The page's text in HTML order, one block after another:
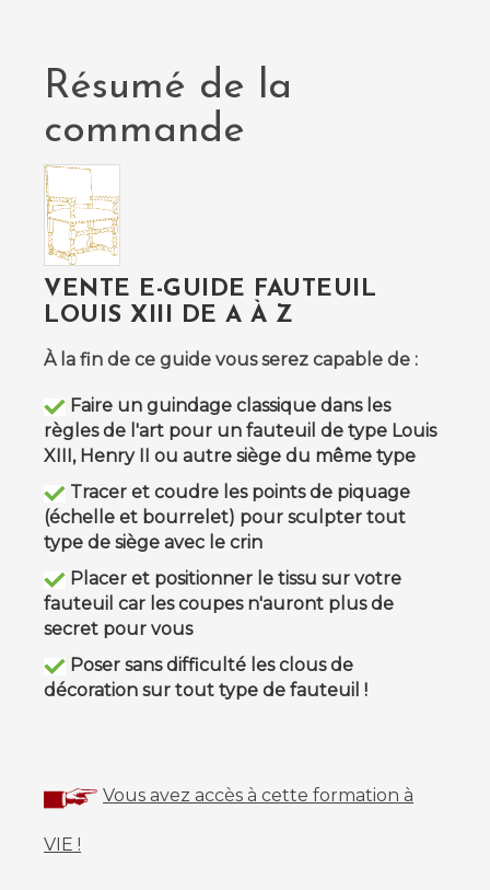
Résumé de la
commande
VENTE E-GUIDE FAUTEUIL
LOUIS XIII DE A À Z
À la fin de ce guide vous serez capable de :
Faire un guindage classique dans les
règles de l'art pour un fauteuil de type Louis
XIII, Henry II ou autre siège du même type
Tracer et coudre les points de piquage
(échelle et bourrelet) pour sculpter tout
type de siège avec le crin
Placer et positionner le tissu sur votre
fauteuil car les coupes n'auront plus de
secret pour vous
Poser sans difficulté les clous de
décoration sur tout type de fauteuil !
Vous avez accès à cette formation à
VIE !